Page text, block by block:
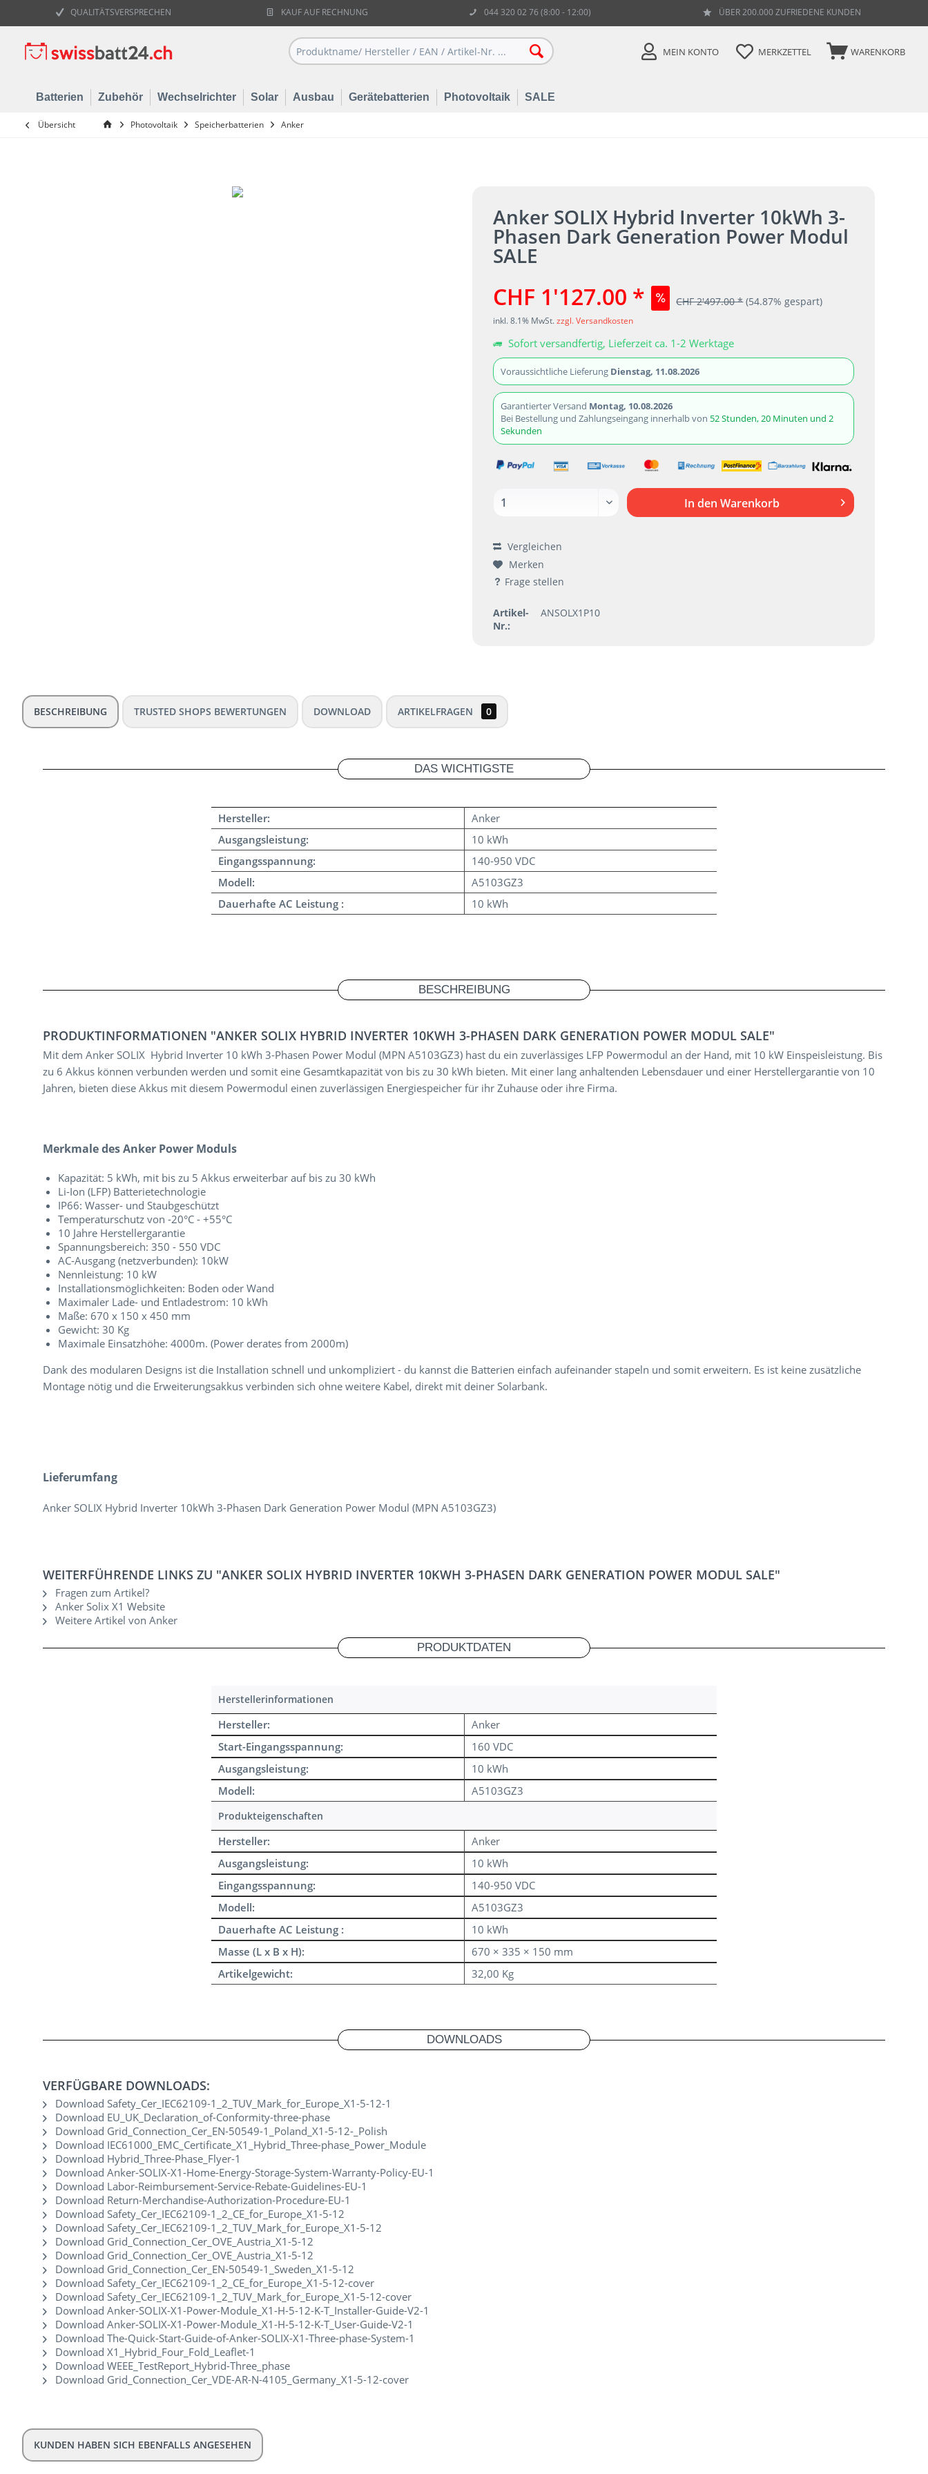
QUALITÄTSVERSPRECHEN KAUF AUF RECHNUNG 044 320 02 76 (8:00 - 12:00) ÜBER 200.000 ZUFRIEDENE KUNDEN
WARENKORB
MERKZETTEL
MEIN KONTO
Batterien Zubehör Wechselrichter Solar Ausbau Gerätebatterien Photovoltaik SALE
Übersicht Photovoltaik Speicherbatterien Anker
Anker SOLIX Hybrid Inverter 10kWh 3-
Phasen Dark Generation Power Modul
SALE
CHF 1'127.00 * CHF 2'497.00 * (54.87% gespart)
inkl. 8.1% MwSt.zzgl. Versandkosten
Sofort versandfertig, Lieferzeit ca. 1-2 Werktage
Voraussichtliche Lieferung Dienstag, 11.08.2026
Garantierter Versand Montag, 10.08.2026
Bei Bestellung und Zahlungseingang innerhalb von 52 Stunden, 20 Minuten und 1
Sekunde
In den Warenkorb
Vergleichen
Merken
Frage stellen
Artikel-
Nr.:
ANSOLX1P10
BESCHREIBUNG TRUSTED SHOPS BEWERTUNGEN DOWNLOAD ARTIKELFRAGEN 0
DAS WICHTIGSTE
Hersteller:
Anker
Ausgangsleistung:
10 kWh
Eingangsspannung:
140-950 VDC
Modell:
A5103GZ3
Dauerhafte AC Leistung :
10 kWh
BESCHREIBUNG
PRODUKTINFORMATIONEN "ANKER SOLIX HYBRID INVERTER 10KWH 3-PHASEN DARK GENERATION POWER MODUL SALE"
Mit dem Anker SOLIX Hybrid Inverter 10 kWh 3-Phasen Power Modul (MPN A5103GZ3) hast du ein zuverlässiges LFP Powermodul an der Hand, mit 10 kW Einspeisleistung. Bis
zu 6 Akkus können verbunden werden und somit eine Gesamtkapazität von bis zu 30 kWh bieten. Mit einer lang anhaltenden Lebensdauer und einer Herstellergarantie von 10
Jahren, bieten diese Akkus mit diesem Powermodul einen zuverlässigen Energiespeicher für ihr Zuhause oder ihre Firma.
Merkmale des Anker Power Moduls
Kapazität: 5 kWh, mit bis zu 5 Akkus erweiterbar auf bis zu 30 kWh
Li-Ion (LFP) Batterietechnologie
IP66: Wasser- und Staubgeschützt
Temperaturschutz von -20°C - +55°C
10 Jahre Herstellergarantie
Spannungsbereich: 350 - 550 VDC
AC-Ausgang (netzverbunden): 10kW
Nennleistung: 10 kW
Installationsmöglichkeiten: Boden oder Wand
Maximaler Lade- und Entladestrom: 10 kWh
Maße: 670 x 150 x 450 mm
Gewicht: 30 Kg
Maximale Einsatzhöhe: 4000m. (Power derates from 2000m)
Dank des modularen Designs ist die Installation schnell und unkompliziert - du kannst die Batterien einfach aufeinander stapeln und somit erweitern. Es ist keine zusätzliche
Montage nötig und die Erweiterungsakkus verbinden sich ohne weitere Kabel, direkt mit deiner Solarbank.
Lieferumfang
Anker SOLIX Hybrid Inverter 10kWh 3-Phasen Dark Generation Power Modul (MPN A5103GZ3)
WEITERFÜHRENDE LINKS ZU "ANKER SOLIX HYBRID INVERTER 10KWH 3-PHASEN DARK GENERATION POWER MODUL SALE"
Fragen zum Artikel?
Anker Solix X1 Website
Weitere Artikel von Anker
PRODUKTDATEN
Herstellerinformationen
Hersteller:
Anker
Start-Eingangsspannung:
160 VDC
Ausgangsleistung:
10 kWh
Modell:
A5103GZ3
Produkteigenschaften
Hersteller:
Anker
Ausgangsleistung:
10 kWh
Eingangsspannung:
140-950 VDC
Modell:
A5103GZ3
Dauerhafte AC Leistung :
10 kWh
Masse (L x B x H):
670 × 335 × 150 mm
Artikelgewicht:
32,00 Kg
DOWNLOADS
VERFÜGBARE DOWNLOADS:
Download Safety_Cer_IEC62109-1_2_TUV_Mark_for_Europe_X1-5-12-1
Download EU_UK_Declaration_of-Conformity-three-phase
Download Grid_Connection_Cer_EN-50549-1_Poland_X1-5-12-_Polish
Download IEC61000_EMC_Certificate_X1_Hybrid_Three-phase_Power_Module
Download Hybrid_Three-Phase_Flyer-1
Download Anker-SOLIX-X1-Home-Energy-Storage-System-Warranty-Policy-EU-1
Download Labor-Reimbursement-Service-Rebate-Guidelines-EU-1
Download Return-Merchandise-Authorization-Procedure-EU-1
Download Safety_Cer_IEC62109-1_2_CE_for_Europe_X1-5-12
Download Safety_Cer_IEC62109-1_2_TUV_Mark_for_Europe_X1-5-12
Download Grid_Connection_Cer_OVE_Austria_X1-5-12
Download Grid_Connection_Cer_OVE_Austria_X1-5-12
Download Grid_Connection_Cer_EN-50549-1_Sweden_X1-5-12
Download Safety_Cer_IEC62109-1_2_CE_for_Europe_X1-5-12-cover
Download Safety_Cer_IEC62109-1_2_TUV_Mark_for_Europe_X1-5-12-cover
Download Anker-SOLIX-X1-Power-Module_X1-H-5-12-K-T_Installer-Guide-V2-1
Download Anker-SOLIX-X1-Power-Module_X1-H-5-12-K-T_User-Guide-V2-1
Download The-Quick-Start-Guide-of-Anker-SOLIX-X1-Three-phase-System-1
Download X1_Hybrid_Four_Fold_Leaflet-1
Download WEEE_TestReport_Hybrid-Three_phase
Download Grid_Connection_Cer_VDE-AR-N-4105_Germany_X1-5-12-cover
KUNDEN HABEN SICH EBENFALLS ANGESEHEN